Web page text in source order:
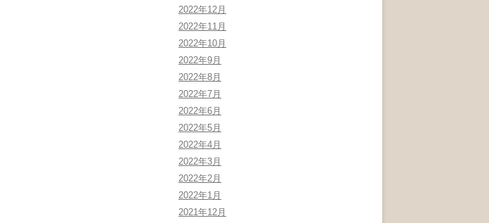
2022年12月
2022年11月
2022年10月
2022年9月
2022年8月
2022年7月
2022年6月
2022年5月
2022年4月
2022年3月
2022年2月
2022年1月
2021年12月